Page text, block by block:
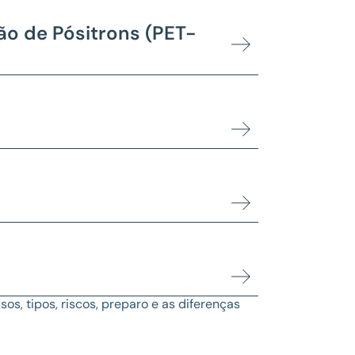
de Pósitrons (PET-
tipos, riscos, preparo e as diferenças